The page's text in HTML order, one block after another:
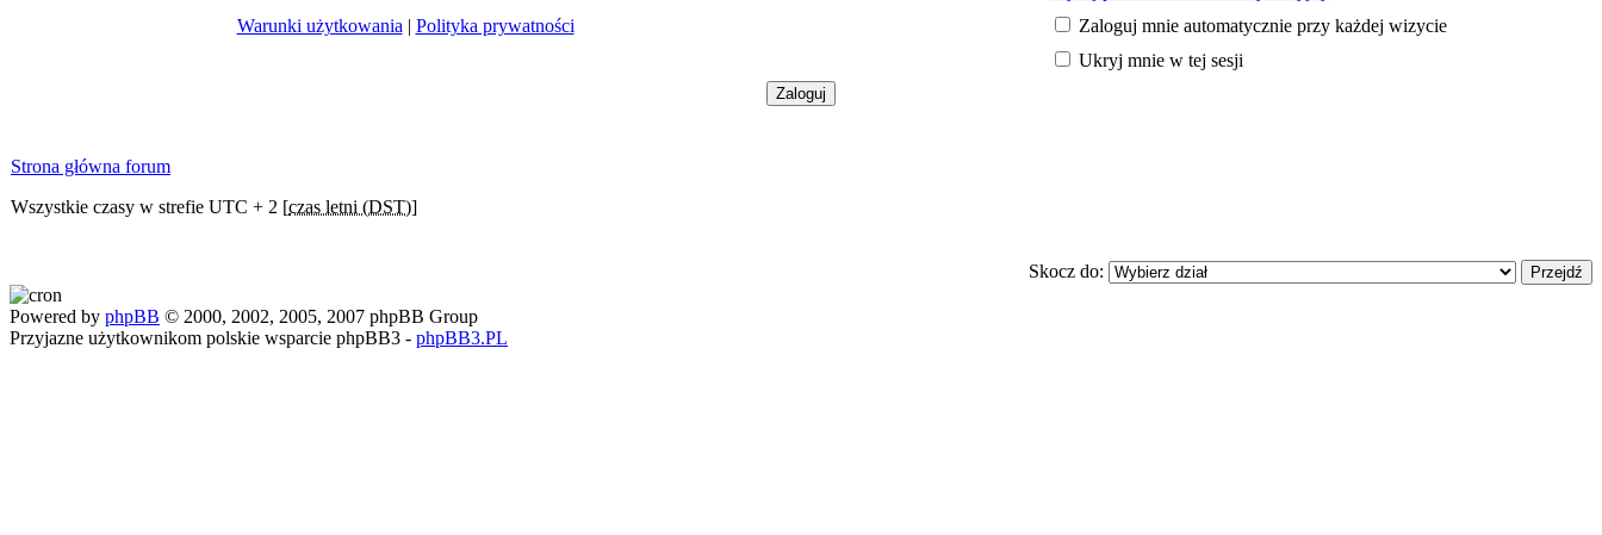
Warunki użytkowania | Polityka prywatności
Zaloguj mnie automatycznie przy każdej wizycie
Ukryj mnie w tej sesji
Strona główna forum
Wszystkie czasy w strefie UTC + 2 [czas letni (DST)]
Skocz do:
Powered by phpBB © 2000, 2002, 2005, 2007 phpBB Group
Przyjazne użytkownikom polskie wsparcie phpBB3 - phpBB3.PL